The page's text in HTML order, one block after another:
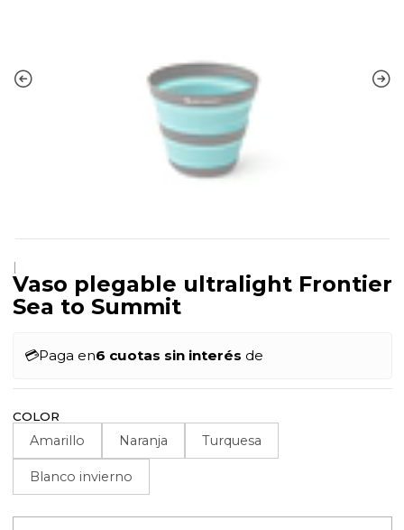
|
Vaso plegable ultralight Frontier
Sea to Summit
💳Paga en6 cuotas sin interés de
COLOR
Amarillo Naranja Turquesa
Blanco invierno